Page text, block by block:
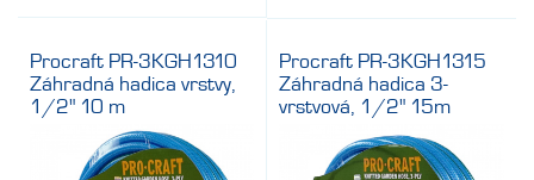
Procraft PR-3KGH1310
Záhradná hadica vrstvy,
1/2" 10 m
Procraft PR-3KGH1315
Záhradná hadica 3-
vrstvová, 1/2" 15m